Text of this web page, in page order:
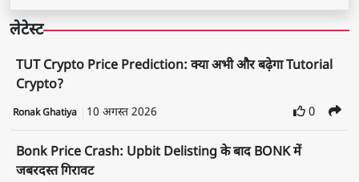
लेटेस्ट
TUT Crypto Price Prediction: क्या अभी और बढ़ेगा Tutorial
Crypto?
Ronak Ghatiya 10 अगस्त 2026 0
Bonk Price Crash: Upbit Delisting के बाद BONK में
जबरदस्त गिरावट